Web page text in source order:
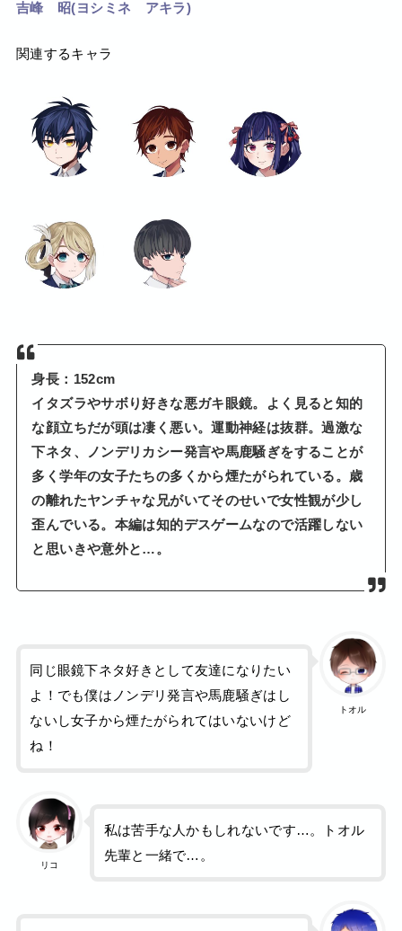
吉峰 昭(ヨシミネ アキラ)
関連するキャラ
身長：152cm
イタズラやサボり好きな悪ガキ眼鏡。よく見ると知的
な顔立ちだが頭は凄く悪い。運動神経は抜群。過激な
下ネタ、ノンデリカシー発言や馬鹿騒ぎをすることが
多く学年の女子たちの多くから煙たがられている。歳
の離れたヤンチャな兄がいてそのせいで女性観が少し
歪んでいる。本編は知的デスゲームなので活躍しない
と思いきや意外と…。
トオル
同じ眼鏡下ネタ好きとして友達になりたい
よ！でも僕はノンデリ発言や馬鹿騒ぎはし
ないし女子から煙たがられてはいないけど
ね！
リコ
私は苦手な人かもしれないです…。トオル
先輩と一緒で…。